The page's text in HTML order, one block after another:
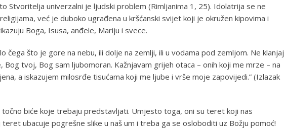
Stvoritelja univerzalni je ljudski problem (Rimljanima 1, 25). Idolatrija se ne
već je duboko ugrađena u kršćanski svijet koji je okružen kipovima i
Boga, Isusa, anđele, Mariju i svece.
čega što je gore na nebu, ili dolje na zemlji, ili u vodama pod zemljom. Ne klanjaj
Bog tvoj, Bog sam ljubomoran. Kažnjavam grijeh otaca – onih koji me mrze – na
a iskazujem milosrđe tisućama koji me ljube i vrše moje zapovijedi.” (Izlazak
točno biće koje trebaju predstavljati. Umjesto toga, oni su teret koji nas
ubacuje pogrešne slike u naš um i treba ga se osloboditi uz Božju pomoć!